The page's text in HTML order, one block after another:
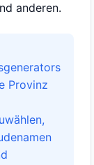
anderen.
Provinz